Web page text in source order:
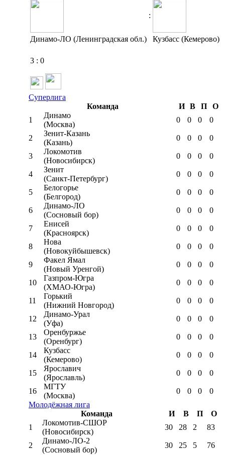
:
Динамо-ЛО (Ленинградская обл.) Кузбасс (Кемерово)
3 : 0
Суперлига
Команда
И В П
О
1
Динамо
(Москва)
0 0 0 0
2
Зенит-Казань
(Казань)
0 0 0 0
3
Локомотив
(Новосибирск)
0 0 0 0
4
Зенит
(Санкт-Петербург)
0 0 0 0
5
Белогорье
(Белгород)
0 0 0 0
6
Динамо-ЛО
(Сосновый бор)
0 0 0 0
7
Енисей
(Красноярск)
0 0 0 0
8
Нова
(Новокуйбышевск)
0 0 0 0
9
Факел Ямал
(Новый Уренгой)
0 0 0 0
10
Газпром-Югра
(ХМАО-Югра)
0 0 0 0
11
Горький
(Нижний Новгород)
0 0 0 0
12
Динамо-Урал
(Уфа)
0 0 0 0
13
Оренбуржье
(Оренбург)
0 0 0 0
14
Кузбасс
(Кемерово)
0 0 0 0
15
Ярославич
(Ярославль)
0 0 0 0
16
МГТУ
(Москва)
0 0 0
0
Молодёжная лига
Команда
И В П
О
1
Локомотив-CШОР
(Новосибирск)
30 28 2 83
2
Динамо-ЛО-2
(Сосновый бор)
30 25 5 76